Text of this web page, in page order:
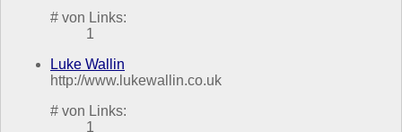
# von Links:
1
Luke Wallin
http://www.lukewallin.co.uk
# von Links:
1